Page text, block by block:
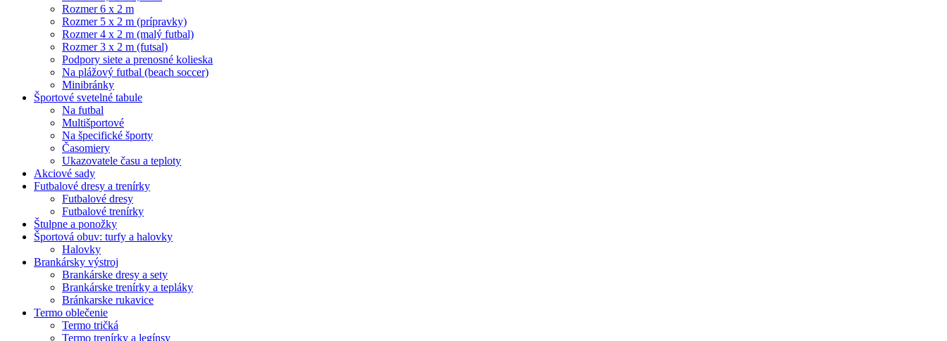
Rozmer 6 x 2 m
Rozmer 5 x 2 m (prípravky)
Rozmer 4 x 2 m (malý futbal)
Rozmer 3 x 2 m (futsal)
Podpory siete a prenosné kolieska
Na plážový futbal (beach soccer)
Minibránky
Športové svetelné tabule
Na futbal
Multišportové
Na špecifické športy
Časomiery
Ukazovatele času a teploty
Akciové sady
Futbalové dresy a trenírky
Futbalové dresy
Futbalové trenírky
Štulpne a ponožky
Športová obuv: turfy a halovky
Halovky
Brankársky výstroj
Brankárske dresy a sety
Brankárske trenírky a tepláky
Bránkarske rukavice
Termo oblečenie
Termo tričká
Termo trenírky a legínsy